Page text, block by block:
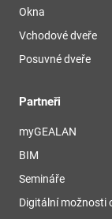
Okna
Vchodové dveře
Posuvné dveře
Partneři
myGEALAN
BIM
Semináře
Digitální možnosti